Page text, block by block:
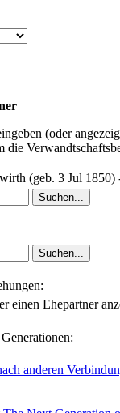
(oder
die
(geb. 3 Jul 1850)
einen Ehepartner
anderen